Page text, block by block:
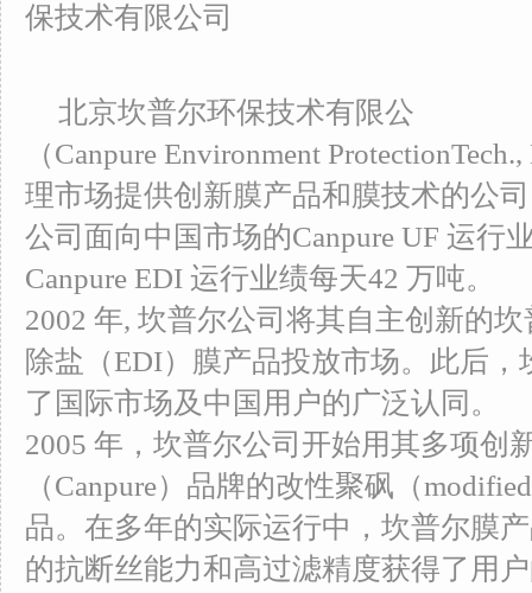
保技术有限公司
北京坎普尔环保技术有限公
（Canpure Environment
理市场提供创新膜产品和膜技术的公
公司面向中国市场的Canpure UF 运行
Canpure EDI 运行业绩每天42 万吨。
2002 年, 坎普尔公司将其自主创新的
除盐（EDI）膜产品投放市场。此后
了国际市场及中国用户的广泛认同。
2005 年，坎普尔公司开始用其多项创
（Canpure）品牌的改性聚砜（
品。在多年的实际运行中，坎普尔膜
的抗断丝能力和高过滤精度获得了用